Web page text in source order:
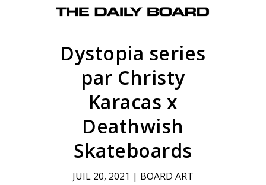
Dystopia series
par Christy
Karacas x
Deathwish
Skateboards
JUIL 20, 2021 | BOARD ART